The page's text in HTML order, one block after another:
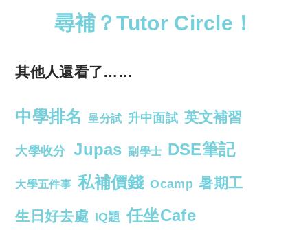
尋補？Tutor Circle！
其他人還看了……
中學排名 呈分試 升中面試 英文補習
大學收分 Jupas 副學士 DSE筆記
大學五件事 私補價錢 Ocamp 暑期工
生日好去處 IQ題 任坐Cafe